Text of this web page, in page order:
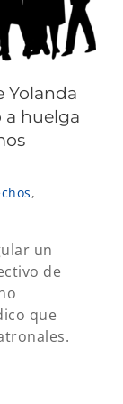
Yolanda
a huelga
,
un
de
que